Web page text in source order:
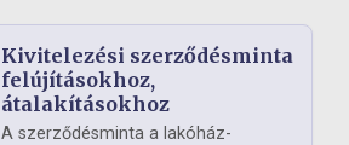
Kivitelezési szerződésminta
felújításokhoz,
átalakításokhoz
A szerződésminta a lakóház-